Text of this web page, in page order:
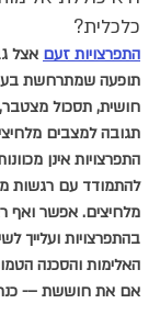
כלכלית?
התפרצויות זעם אצל
תופעה שמתרחשת
חושית, תסכול
תגובה למצבים
התפרצויות אינן
להתמודד עם רגשות
מלחיצים. אפשר ואף
בהתפרצויות ועלייך
האלימות והסכנה
אם את חוששת –-